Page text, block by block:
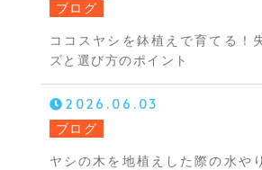
ブログ
ココスヤシを鉢植えで育てる！
ズと選び方のポイント
2026.06.03
ブログ
ヤシの木を地植えした際の水や